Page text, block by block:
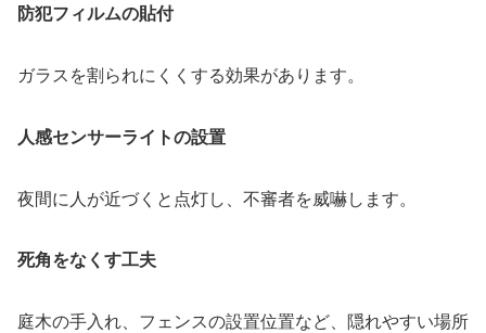
防犯フィルムの貼付
ガラスを割られにくくする効果があります。
人感センサーライトの設置
夜間に人が近づくと点灯し、不審者を威嚇します。
死角をなくす工夫
庭木の手入れ、フェンスの設置位置など、隠れやすい場所